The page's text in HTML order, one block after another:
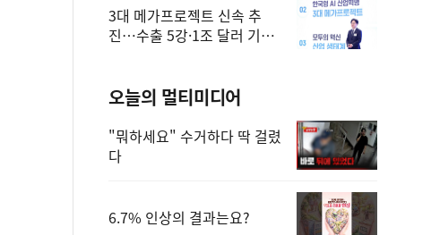
3대 메가프로젝트 신속 추
진…수출 5강·1조 달러 기반
오늘의 멀티미디어
"뭐하세요" 수거하다 딱 걸렸
다
6.7% 인상의 결과는요?